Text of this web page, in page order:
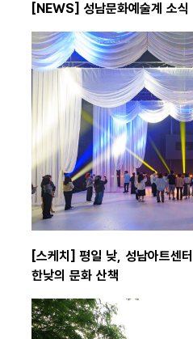
[NEWS] 성남문화예술계 소식
[스케치] 평일 낮, 성남아트센
한낮의 문화 산책